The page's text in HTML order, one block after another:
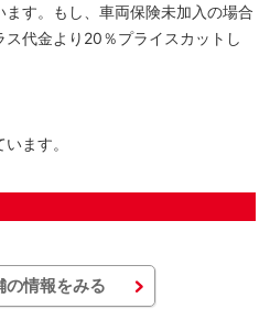
す。もし、車両保険未加入の場合
代金より20％プライスカットし
ます。
の情報をみる